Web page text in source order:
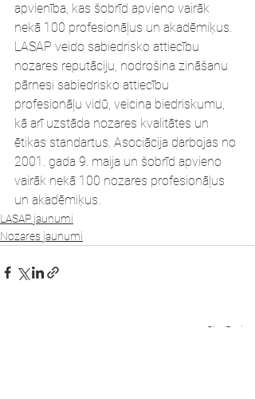
apvienība, kas šobrīd apvieno vairāk
nekā 100 profesionāļus un akadēmiķus.
LASAP veido sabiedrisko attiecību
nozares reputāciju, nodrošina zināšanu
pārnesi sabiedrisko attiecību
profesionāļu vidū, veicina biedriskumu,
kā arī uzstāda nozares kvalitātes un
ētikas standartus. Asociācija darbojas no
2001. gada 9. maija un šobrīd apvieno
vairāk nekā 100 nozares profesionāļus
un akadēmiķus.
LASAP jaunumi
Nozares jaunumi
Skatīt visu